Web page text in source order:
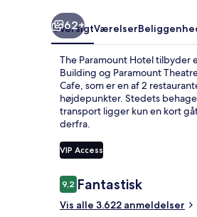
62+
OversigtVærelser
The Paramount Hotel tilbyder
Building og Paramount
Cafe, som er en af 2
højdepunkter. Stedets
transport ligger kun en kort
derfra.
VIP Access
Anmeldelser
9,29,2 ud af 10.
Fantastisk
Vis alle 3.622 anmeldelser